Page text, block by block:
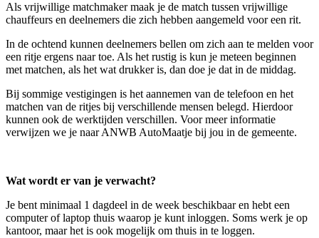
Als vrijwillige matchmaker maak je de match tussen vrijwillige
chauffeurs en deelnemers die zich hebben aangemeld voor een rit.
In de ochtend kunnen deelnemers bellen om zich aan te melden voor
een ritje ergens naar toe. Als het rustig is kun je meteen beginnen
met matchen, als het wat drukker is, dan doe je dat in de middag.
Bij sommige vestigingen is het aannemen van de telefoon en het
matchen van de ritjes bij verschillende mensen belegd. Hierdoor
kunnen ook de werktijden verschillen. Voor meer informatie
verwijzen we je naar ANWB AutoMaatje bij jou in de gemeente.
Wat wordt er van je verwacht?
Je bent minimaal 1 dagdeel in de week beschikbaar en hebt een
computer of laptop thuis waarop je kunt inloggen. Soms werk je op
kantoor, maar het is ook mogelijk om thuis in te loggen.